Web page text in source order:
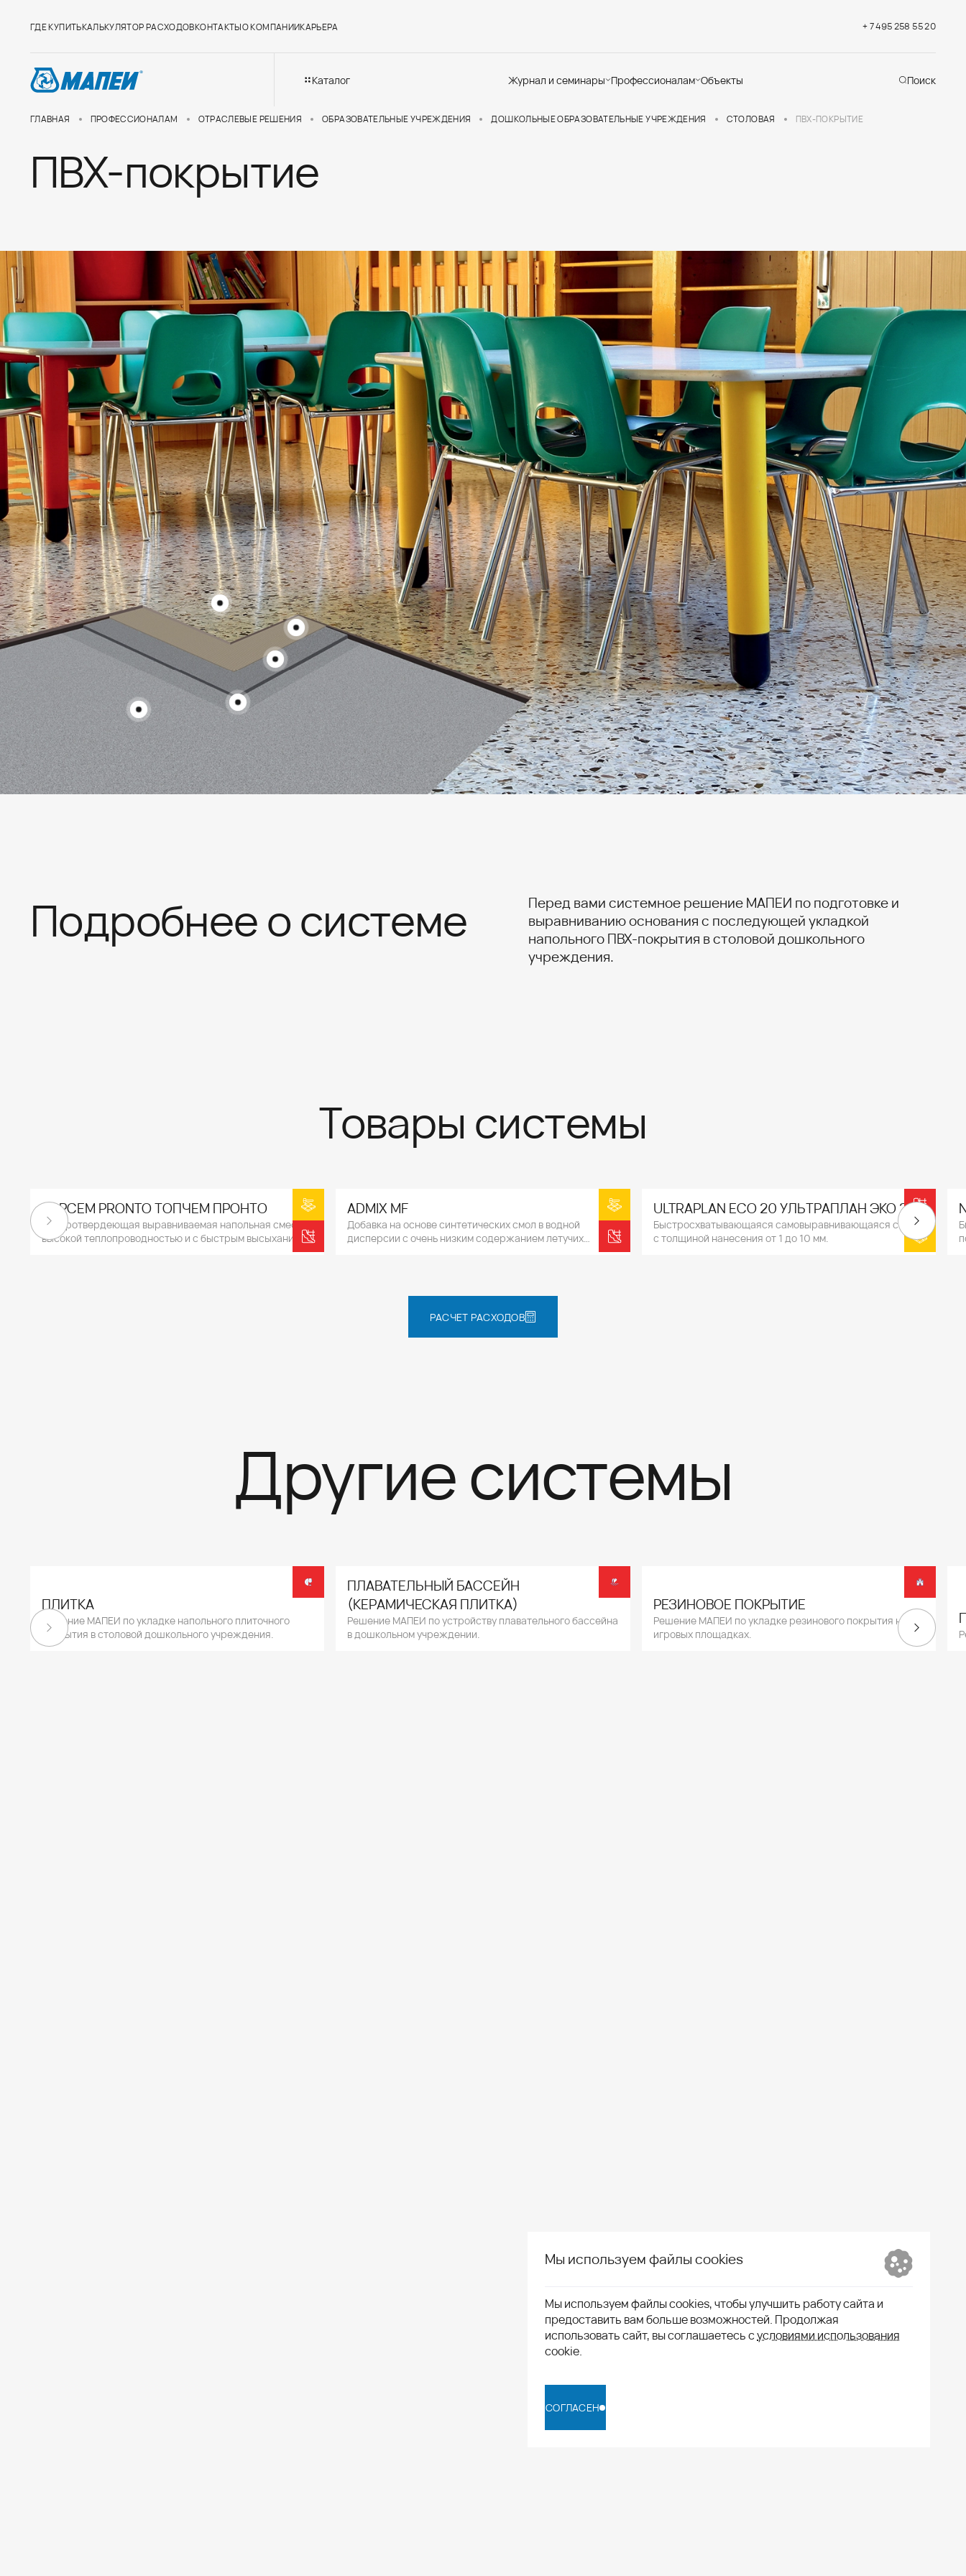
ГДЕ КУПИТЬКАЛЬКУЛЯТОР РАСХОДОВКОНТАКТЫО КОМПАНИИКАРЬЕРА + 7 495 258 55 20
Каталог Журнал и семинары
Семинары
Профессионалам
Техническая
Объекты Поиск
ГЛАВНАЯ ПРОФЕССИОНАЛАМ ОТРАСЛЕВЫЕ РЕШЕНИЯ ОБРАЗОВАТЕЛЬНЫЕ УЧРЕЖДЕНИЯ ДОШКОЛЬНЫЕ ОБРАЗОВАТЕЛЬНЫЕ УЧРЕЖДЕНИЯ СТОЛОВАЯ ПВХ-ПОКРЫТИЕ
ПВХ-покрытие
Полусухая стяжка
TOPCEM PRONTO ТОПЧЕМ ПРОНТО
Быстротвердеющая выравниваемая напольная смесь
с высокой теплопроводностью и с быстрым
высыханием.
Грунт
ADMIX MF
Добавка на основе синтетических смол в водной
дисперсии с очень низким содержанием летучих
органических веществ.
Самовыравнивающийся наливной пол
НА ВЫБОР
ULTRAPLAN ECO 20 УЛЬТРАПЛАН ЭКО 20
Быстросхватывающаяся самовыравнивающаяся
смесь с толщиной нанесения от 1 до 10 мм.
NOVOPLAN MAXI R НОВОПЛАН МАКСИ Р
Быстротвердеющий самовыравнивающийся
наливной пол с толщиной нанесения от 3 до 40 мм,
применяемый внутри помещений.
Клей для гибких покрытий
ULTRABOND UN УЛЬТРАБОНД УК
Универсальный акриловый клей для эластичных
напольных покрытий.
Гомогенное ПВХ-покрытие
Подробнее о системе
Перед вами системное решение МАПЕИ по подготовке и
выравниванию основания с последующей укладкой
напольного ПВХ-покрытия в столовой дошкольного
учреждения.
Товары системы
TOPCEM PRONTO ТОПЧЕМ ПРОНТО
Быстротвердеющая выравниваемая напольная смесь с
высокой теплопроводностью и с быстрым высыханием.
ADMIX MF
Добавка на основе синтетических смол в водной
дисперсии с очень низким содержанием летучих
ULTRAPLAN ECO 20 УЛЬТРАПЛАН ЭКО 20
Быстросхватывающаяся самовыравнивающаяся смесь
с толщиной нанесения от 1 до 10 мм.
РАСЧЕТ РАСХОДОВ
Другие системы
ПЛИТКА
Решение МАПЕИ по укладке напольного плиточного
покрытия в столовой дошкольного учреждения.
ПЛАВАТЕЛЬНЫЙ БАССЕЙН
(КЕРАМИЧЕСКАЯ ПЛИТКА)
Решение МАПЕИ по устройству плавательного бассейна
в дошкольном учреждении.
РЕЗИНОВОЕ ПОКРЫТИЕ
Решение МАПЕИ по укладке резинового покрытия на
игровых площадках.
Мы используем файлы cookies
Мы используем файлы cookies, чтобы улучшить работу сайта и
предоставить вам больше возможностей. Продолжая
использовать сайт, вы соглашаетесь сусловиями использования
cookie.
СОГЛАСЕН